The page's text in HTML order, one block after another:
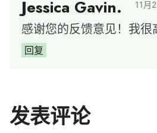
Jessica Gavin. 11月
感谢您的反馈意见！我
回复
发表评论